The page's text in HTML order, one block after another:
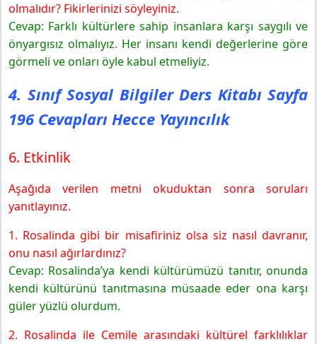
Söyleyelim
olmalıdır? Fikirlerinizi söyleyiniz.
Cevap: Farklı kültürlere sahip insanlara karşı saygılı ve
önyargısız olmalıyız. Her insanı kendi değerlerine göre
görmeli ve onları öyle kabul etmeliyiz.
4. Sınıf Sosyal Bilgiler Ders Kitabı Sayfa
196 Cevapları Hecce Yayıncılık
6. Etkinlik
Aşağıda verilen metni okuduktan sonra soruları
yanıtlayınız.
1. Rosalinda gibi bir misafiriniz olsa siz nasıl davranır,
onu nasıl ağırlardınız?
Cevap: Rosalinda’ya kendi kültürümüzü tanıtır, onunda
kendi kültürünü tanıtmasına müsaade eder ona karşı
güler yüzlü olurdum.
2. Rosalinda ile Cemile arasındaki kültürel farklılıklar